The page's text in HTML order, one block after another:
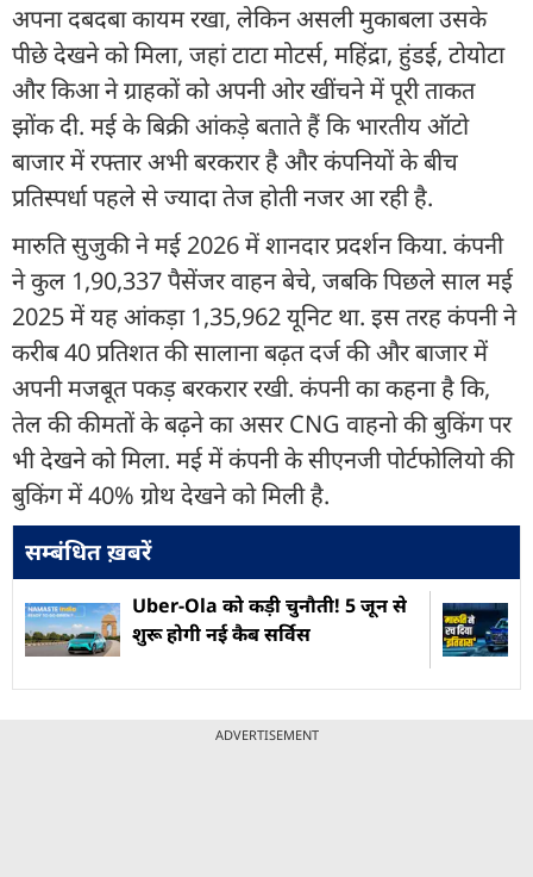
अपना दबदबा कायम रखा, लेकिन असली मुकाबला उसके
पीछे देखने को मिला, जहां टाटा मोटर्स, महिंद्रा, हुंडई, टोयोटा
और किआ ने ग्राहकों को अपनी ओर खींचने में पूरी ताकत
झोंक दी. मई के बिक्री आंकड़े बताते हैं कि भारतीय ऑटो
बाजार में रफ्तार अभी बरकरार है और कंपनियों के बीच
प्रतिस्पर्धा पहले से ज्यादा तेज होती नजर आ रही है.
मारुति सुजुकी ने मई 2026 में शानदार प्रदर्शन किया. कंपनी
ने कुल 1,90,337 पैसेंजर वाहन बेचे, जबकि पिछले साल मई
2025 में यह आंकड़ा 1,35,962 यूनिट था. इस तरह कंपनी ने
करीब 40 प्रतिशत की सालाना बढ़त दर्ज की और बाजार में
अपनी मजबूत पकड़ बरकरार रखी. कंपनी का कहना है कि,
तेल की कीमतों के बढ़ने का असर CNG वाहनो की बुकिंग पर
भी देखने को मिला. मई में कंपनी के सीएनजी पोर्टफोलियो की
बुकिंग में 40% ग्रोथ देखने को मिली है.
सम्बंधित ख़बरें
Uber-Ola को कड़ी चुनौती! 5 जून से
शुरू होगी नई कैब सर्विस
ADVERTISEMENT